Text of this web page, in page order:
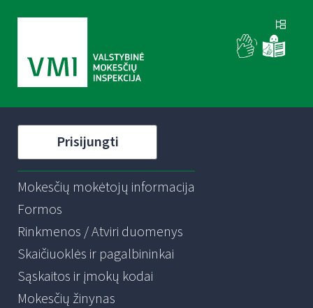
Prisijungti
Mokesčių mokėtojų informacija
Formos
Rinkmenos / Atviri duomenys
Skaičiuoklės ir pagalbininkai
Sąskaitos ir įmokų kodai
Mokesčių žinynas